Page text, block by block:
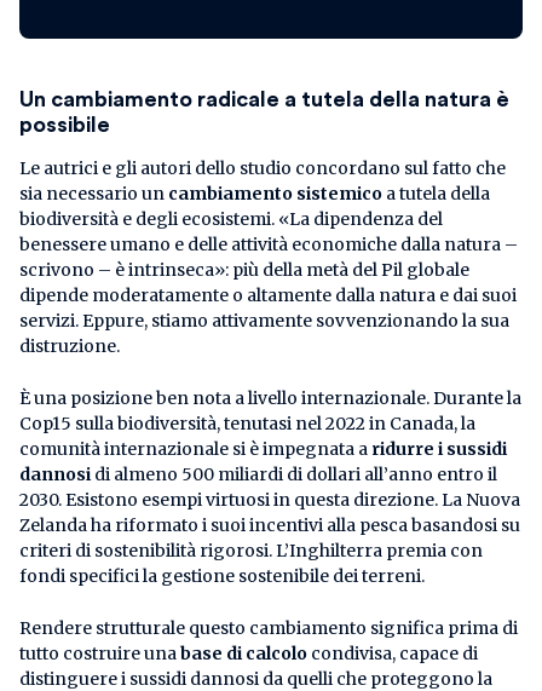
Un cambiamento radicale a tutela della natura è
possibile
Le autrici e gli autori dello studio concordano sul fatto che
sia necessario un cambiamento sistemico a tutela della
biodiversità e degli ecosistemi. «La dipendenza del
benessere umano e delle attività economiche dalla natura –
scrivono – è intrinseca»: più della metà del Pil globale
dipende moderatamente o altamente dalla natura e dai suoi
servizi. Eppure, stiamo attivamente sovvenzionando la sua
distruzione.
È una posizione ben nota a livello internazionale. Durante la
Cop15 sulla biodiversità, tenutasi nel 2022 in Canada, la
comunità internazionale si è impegnata a ridurre i sussidi
dannosi di almeno 500 miliardi di dollari all’anno entro il
2030. Esistono esempi virtuosi in questa direzione. La Nuova
Zelanda ha riformato i suoi incentivi alla pesca basandosi su
criteri di sostenibilità rigorosi. L’Inghilterra premia con
fondi specifici la gestione sostenibile dei terreni.
Rendere strutturale questo cambiamento significa prima di
tutto costruire una base di calcolo condivisa, capace di
distinguere i sussidi dannosi da quelli che proteggono la